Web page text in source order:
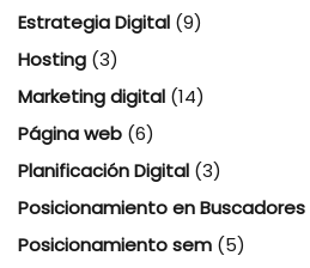
Estrategia Digital (9)
Hosting (3)
Marketing digital (14)
Página web (6)
Planificación Digital (3)
Posicionamiento en Buscadores
Posicionamiento sem (5)